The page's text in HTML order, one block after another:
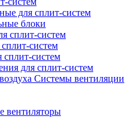
для сплит-систем
блоки
сплит-систем
систем
сплит-систем
для сплит-систем
Системы вентиляции